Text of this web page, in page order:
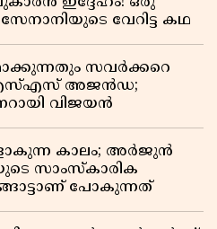
വേറിട്ട കഥ
സവർക്കറെ
അജൻഡ;
വിജയൻ
കാലം; അർജുൻ
സാംസ്കാരിക
പോകുന്നത്